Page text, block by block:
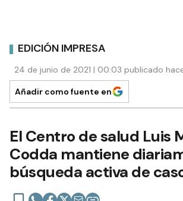
EDICIÓN IMPRESA
24 de junio de 2021 | 00:03 publicado
Añadir como fuente en
El Centro de salud Luis
Codda mantiene
búsqueda activa de